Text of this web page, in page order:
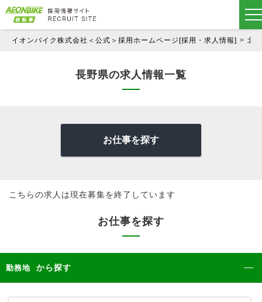
イオンバイク株式会社＜公式＞採用ホームページ[採用・求人情報] 北
長野県の求人情報一覧
お仕事を探す
こちらの求人は現在募集を終了しています
お仕事を探す
勤務地 から探す